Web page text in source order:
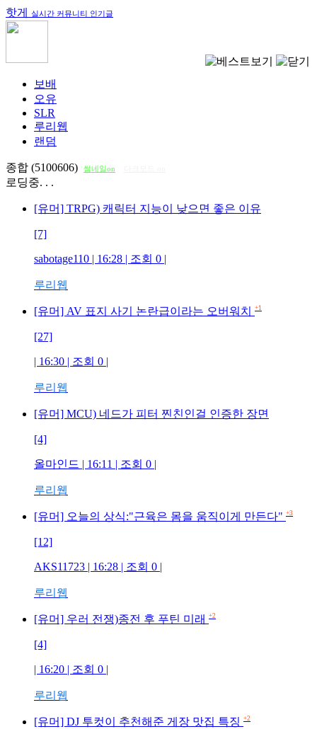
핫게 실시간 커뮤니티 인기글
보배
오유
SLR
루리웹
랜덤
종합 (5100606) 썸네일on
로딩중. . .
[유머] TRPG) 캐릭터 지능이 낮으면 좋은 이유
[7]
sabotage110 | 16:28 | 조회 0 |
루리웹
[유머] AV 표지 사기 논란급이라는 오버워치 +1
[27]
| 16:30 | 조회 0 |
루리웹
[유머] MCU) 네드가 피터 찐친인걸 인증한 장면
[4]
올마인드 | 16:11 | 조회 0 |
루리웹
[유머] 오늘의 상식:"근육은 몸을 움직이게 만든다" +3
[12]
AKS11723 | 16:28 | 조회 0 |
루리웹
[유머] 우러 전쟁)종전 후 푸틴 미래 +2
[4]
| 16:20 | 조회 0 |
루리웹
[유머] DJ 투컷이 추천해준 게장 맛집 특징 +2